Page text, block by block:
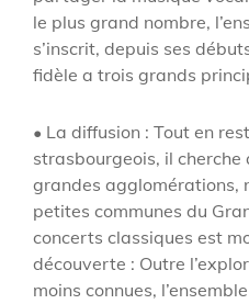
le plus grand nombre,
s’inscrit, depuis ses
fidèle a trois grands
• La diffusion : Tout en
strasbourgeois, il
grandes agglomérations,
petites communes du
concerts classiques est
découverte : Outre
moins connues,